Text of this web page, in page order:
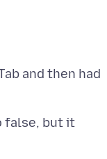
and then had
false, but it